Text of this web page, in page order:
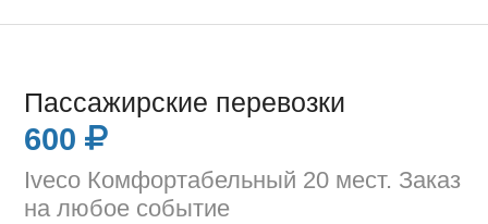
Пассажирские перевозки
600
Iveco Комфортабельный 20 мест. Заказ
на любое событие